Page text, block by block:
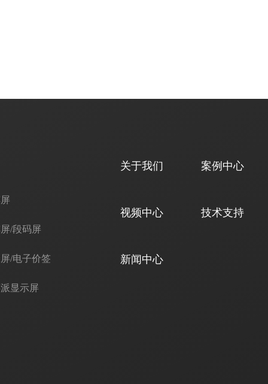
/段码屏
/电子价签
显示屏
关于我们
视频中心
新闻中心
案例中心
技术支持